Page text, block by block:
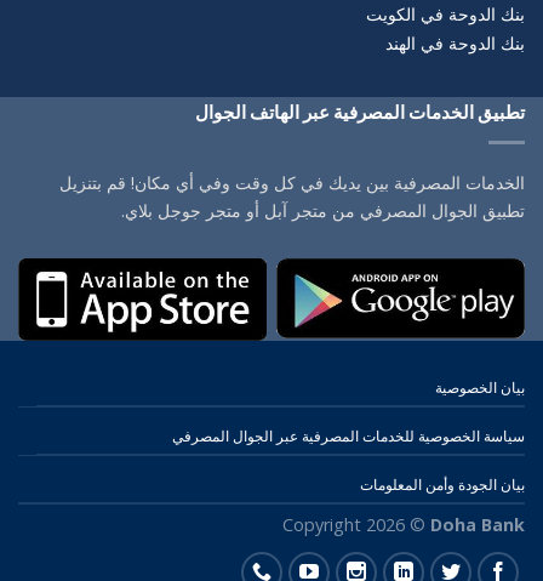
بنك الدوحة في الكويت
بنك الدوحة في الهند
تطبيق الخدمات المصرفية عبر الهاتف الجوال
الخدمات المصرفية بين يديك في كل وقت وفي أي مكان! قم بتنزيل
تطبيق الجوال المصرفي من متجر آبل أو متجر جوجل بلاي.
بيان الخصوصية
سياسة الخصوصية للخدمات المصرفية عبر الجوال المصرفي
بيان الجودة وأمن المعلومات
Copyright 2026 © Doha Bank